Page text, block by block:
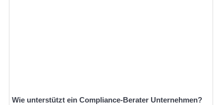
Wie unterstützt ein Compliance-Berater Unternehmen?